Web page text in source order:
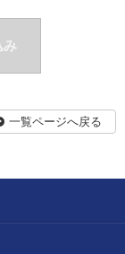
み
一覧ページへ戻る